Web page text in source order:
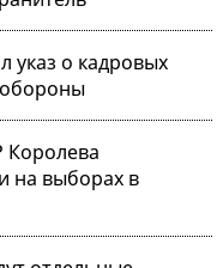
указ о кадровых
обороны
Королева
на выборах в